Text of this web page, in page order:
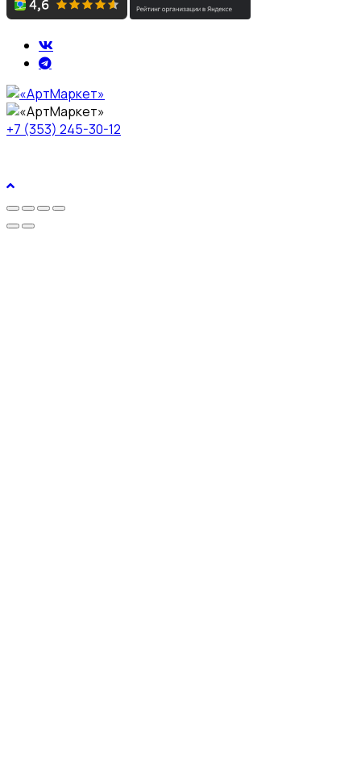
+7 (353) 245-30-12